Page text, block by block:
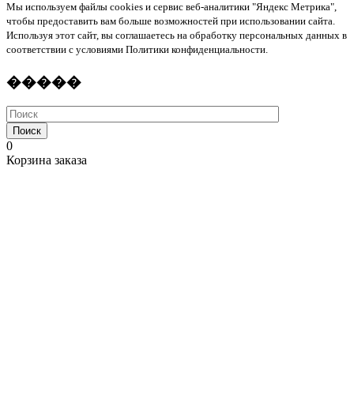
Мы используем файлы cookies и сервис веб-аналитики "Яндекс Метрика",
чтобы предоставить вам больше возможностей при использовании сайта.
Используя этот сайт, вы соглашаетесь на обработку персональных данных в
соответствии с условиями Политики конфиденциальности.
�����
Поиск
0
Корзина заказа